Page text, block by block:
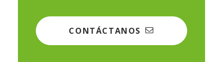
CONTÁCTANOS